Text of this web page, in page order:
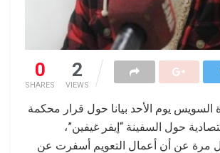
0
SHARES
2
VIEWS
السويس يوم الأحد بيانا حول قرار محكمة
حول السفينة “إيفر غيفين”،
مرة عن أن أعمال التعويم أسفرت عن